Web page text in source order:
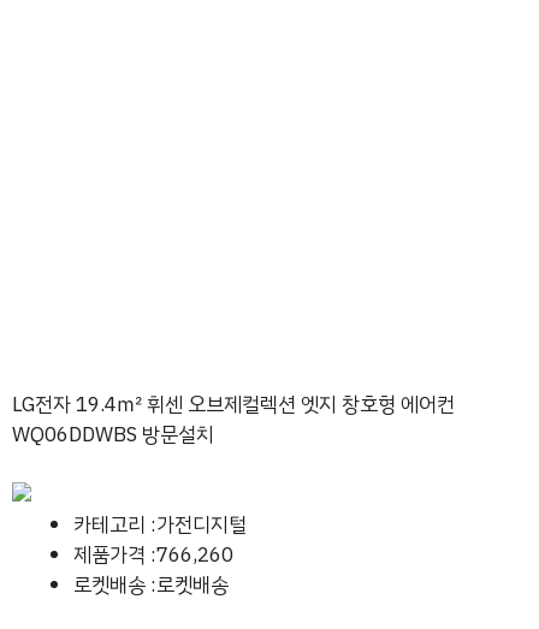
LG전자 19.4㎡ 휘센 오브제컬렉션 엣지 창호형 에어컨
WQ06DDWBS 방문설치
카테고리 :가전디지털
제품가격 :766,260
로켓배송 :로켓배송